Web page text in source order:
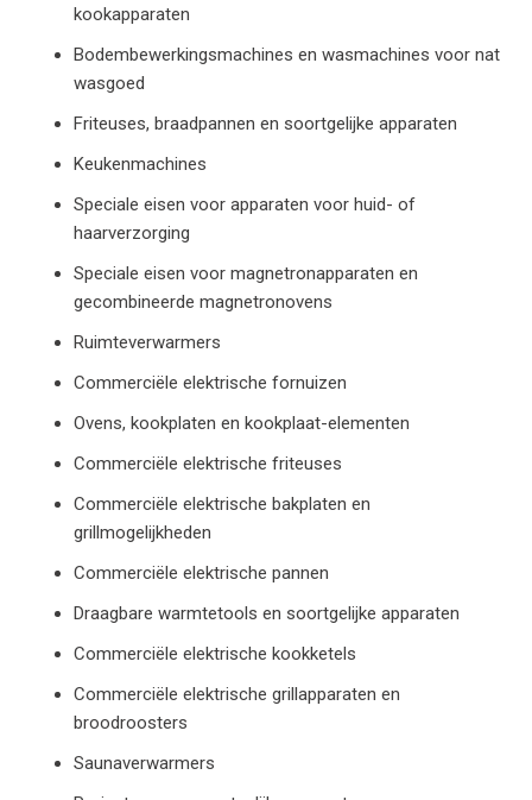
kookapparaten
Bodembewerkingsmachines en wasmachines voor nat
wasgoed
Friteuses, braadpannen en soortgelijke apparaten
Keukenmachines
Speciale eisen voor apparaten voor huid- of
haarverzorging
Speciale eisen voor magnetronapparaten en
gecombineerde magnetronovens
Ruimteverwarmers
Commerciële elektrische fornuizen
Ovens, kookplaten en kookplaat-elementen
Commerciële elektrische friteuses
Commerciële elektrische bakplaten en
grillmogelijkheden
Commerciële elektrische pannen
Draagbare warmtetools en soortgelijke apparaten
Commerciële elektrische kookketels
Commerciële elektrische grillapparaten en
broodroosters
Saunaverwarmers